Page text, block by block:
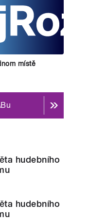
místě
hudebního
hudebního